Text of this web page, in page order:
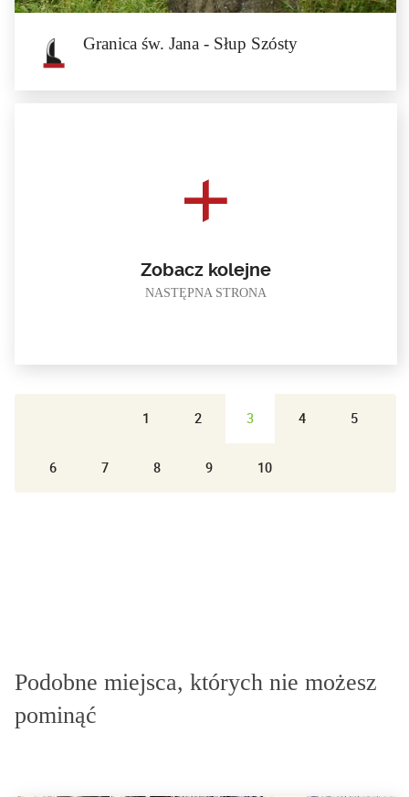
Granica św. Jana - Słup Szósty
Szósty słup granicy św. Jana znajduje się na terenie gminy Skoroszyce. Stoi po
Zobacz kolejne
NASTĘPNA STRONA
1 2 3 4 5
6 7 8 9 10
Podobne miejsca, których nie możesz
pominąć